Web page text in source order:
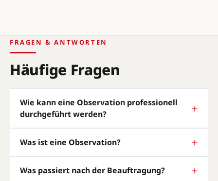
FRAGEN & ANTWORTEN
Häufige Fragen
Wie kann eine Observation professionell
durchgeführt werden?
Was ist eine Observation?
Was passiert nach der Beauftragung?